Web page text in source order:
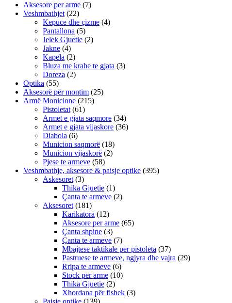
Aksesore per arme (7)
Veshmbathjet (22)
Kepuce dhe çizme (4)
Pantallona (5)
Jelek Gjuetie (2)
Jakne (4)
Kapela (2)
Bluza me krahe te gjata (3)
Doreza (2)
Optika (55)
Aksesorë për montim (25)
Armë Monicione (215)
Pistoletat (61)
Armet e gjata saqmore (34)
Armet e gjata vijaskore (36)
Diabola (6)
Municion saqmorë (18)
Municion vijaskorë (2)
Pjese te armeve (58)
Veshmbathje, aksesore & paisje optike (395)
Askesoret (3)
Thika Gjuetie (1)
Çanta te armeve (2)
Aksesoret (181)
Karikatora (12)
Aksesore per arme (65)
Çanta shpine (3)
Çanta te armeve (7)
Mbajtese taktikale per pistoleta (37)
Pastruese te armeve, ngjyra dhe vajra (29)
Rripa te armeve (6)
Stock per arme (10)
Thika Gjuetie (2)
Xhordana për fishek (3)